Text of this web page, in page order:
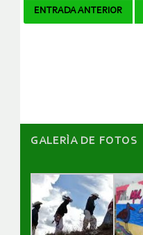
Navegador
ENTRADA ANTERIOR
GALERÌA DE FOTOS